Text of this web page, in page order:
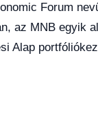
Forum
az MNB egyik
Alap